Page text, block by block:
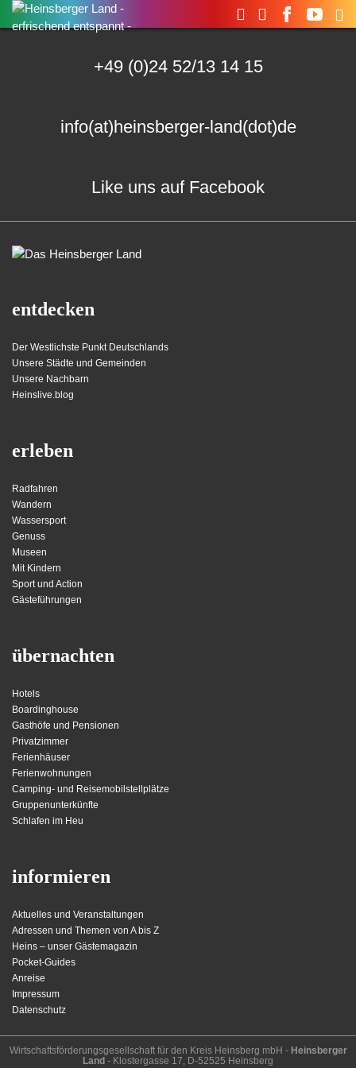
Suchen
nach:
+49 (0)24 52/13 14 15
info(at)heinsberger-land(dot)de
Like uns auf Facebook
entdecken
Der Westlichste Punkt Deutschlands
Unsere Städte und Gemeinden
Unsere Nachbarn
Heinslive.blog
erleben
Radfahren
Wandern
Wassersport
Genuss
Museen
Mit Kindern
Sport und Action
Gästeführungen
übernachten
Hotels
Boardinghouse
Gasthöfe und Pensionen
Privatzimmer
Ferienhäuser
Ferienwohnungen
Camping- und Reisemobilstellplätze
Gruppenunterkünfte
Schlafen im Heu
informieren
Aktuelles und Veranstaltungen
Adressen und Themen von A bis Z
Heins – unser Gästemagazin
Pocket-Guides
Anreise
Impressum
Datenschutz
Wirt­schafts­för­der­ungs­ge­sell­schaft für den Kreis Heins­berg mbH - Heinsberger
Land - Kloster­gasse 17, D-52525 Heinsberg